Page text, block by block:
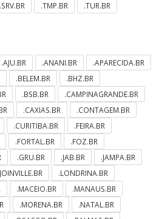
.SRV.BR .TMP.BR
.TUR.BR
.AJU.BR .ANANI.BR
.APARECIDA.BR
.BELEM.BR
.BHZ.BR
.BSB.BR
.CAMPINAGRANDE.BR
.CAXIAS.BR
.CONTAGEM.BR
.CURITIBA.BR
.FEIRA.BR
.FORTAL.BR
.FOZ.BR
.GRU.BR .JAB.BR
.JAMPA.BR
.LONDRINA.BR
.MACEIO.BR
.MANAUS.BR
.MORENA.BR
.NATAL.BR